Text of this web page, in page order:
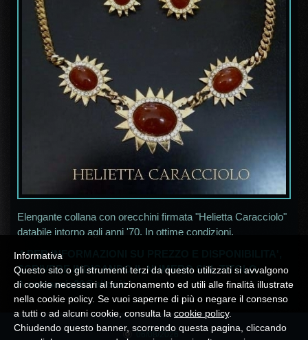
Elengante collana con orecchini firmata "Helietta Caracciolo"
databile intorno agli anni '70. In ottime condizioni.
* PER INFORMAZIONI SU PREZZO E DISPONIBILITA',
SCRIVERE INDICANDO IL NUMERO SUL TITOLO
Acampania30@alice.it*
06/08/2026
Informativa
Questo sito o gli strumenti terzi da questo utilizzati si avvalgono
di cookie necessari al funzionamento ed utili alle finalità illustrate
nella cookie policy. Se vuoi saperne di più o negare il consenso
a tutti o ad alcuni cookie, consulta la cookie policy.
Chiudendo questo banner, scorrendo questa pagina, cliccando